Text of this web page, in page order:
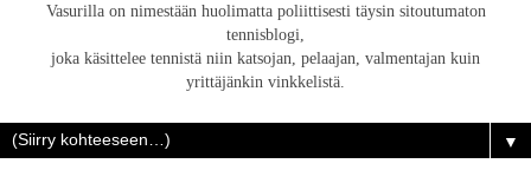
Vasurilla on nimestään huolimatta poliittisesti täysin sitoutumaton
tennisblogi,
joka käsittelee tennistä niin katsojan, pelaajan, valmentajan kuin
yrittäjänkin vinkkelistä.
▼